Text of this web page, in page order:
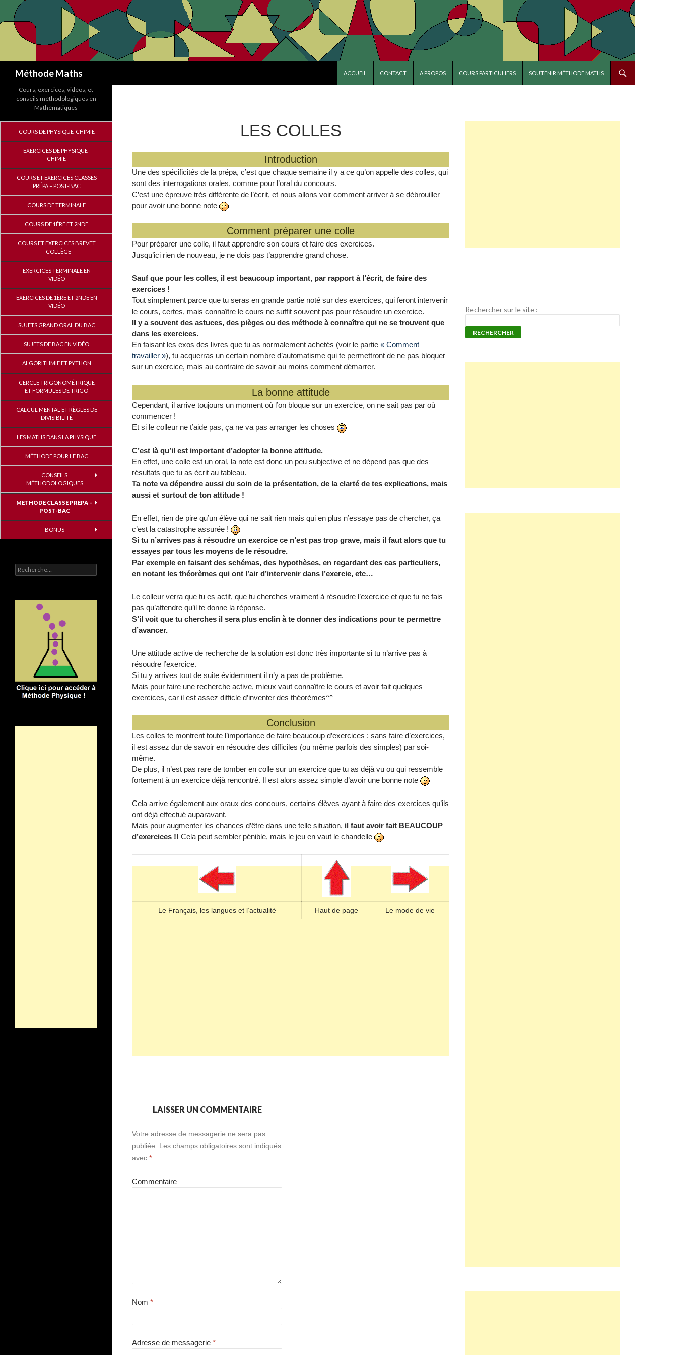
Méthode Maths
ACCUEIL
CONTACT A PROPOS COURS PARTICULIERS SOUTENIR MÉTHODE MATHS
LES COLLES
Introduction
Une des spécificités de la prépa, c’est que chaque semaine il y a ce qu’on appelle des colles, qui
sont des interrogations orales, comme pour l’oral du concours.
C’est une épreuve très différente de l’écrit, et nous allons voir comment arriver à se débrouiller
pour avoir une bonne note
Comment préparer une colle
Pour préparer une colle, il faut apprendre son cours et faire des exercices.
Jusqu’ici rien de nouveau, je ne dois pas t’apprendre grand chose.
Sauf que pour les colles, il est beaucoup important, par rapport à l’écrit, de faire des
exercices !
Tout simplement parce que tu seras en grande partie noté sur des exercices, qui feront intervenir
le cours, certes, mais connaître le cours ne suffit souvent pas pour résoudre un exercice.
Il y a souvent des astuces, des pièges ou des méthode à connaître qui ne se trouvent que
dans les exercices.
En faisant les exos des livres que tu as normalement achetés (voir le partie « Comment
travailler »), tu acquerras un certain nombre d’automatisme qui te permettront de ne pas bloquer
sur un exercice, mais au contraire de savoir au moins comment démarrer.
La bonne attitude
Cependant, il arrive toujours un moment où l’on bloque sur un exercice, on ne sait pas par où
commencer !
Et si le colleur ne t’aide pas, ça ne va pas arranger les choses
C’est là qu’il est important d’adopter la bonne attitude.
En effet, une colle est un oral, la note est donc un peu subjective et ne dépend pas que des
résultats que tu as écrit au tableau.
Ta note va dépendre aussi du soin de la présentation, de la clarté de tes explications, mais
aussi et surtout de ton attitude !
En effet, rien de pire qu’un élève qui ne sait rien mais qui en plus n’essaye pas de chercher, ça
c’est la catastrophe assurée !
Si tu n’arrives pas à résoudre un exercice ce n’est pas trop grave, mais il faut alors que tu
essayes par tous les moyens de le résoudre.
Par exemple en faisant des schémas, des hypothèses, en regardant des cas particuliers,
en notant les théorèmes qui ont l’air d’intervenir dans l’exercie, etc…
Le colleur verra que tu es actif, que tu cherches vraiment à résoudre l’exercice et que tu ne fais
pas qu’attendre qu’il te donne la réponse.
S’il voit que tu cherches il sera plus enclin à te donner des indications pour te permettre
d’avancer.
Une attitude active de recherche de la solution est donc très importante si tu n’arrive pas à
résoudre l’exercice.
Si tu y arrives tout de suite évidemment il n’y a pas de problème.
Mais pour faire une recherche active, mieux vaut connaître le cours et avoir fait quelques
exercices, car il est assez difficle d’inventer des théorèmes^^
Conclusion
Les colles te montrent toute l’importance de faire beaucoup d’exercices : sans faire d’exercices,
il est assez dur de savoir en résoudre des difficiles (ou même parfois des simples) par soi-
même.
De plus, il n’est pas rare de tomber en colle sur un exercice que tu as déjà vu ou qui ressemble
fortement à un exercice déjà rencontré. Il est alors assez simple d’avoir une bonne note
Cela arrive également aux oraux des concours, certains élèves ayant à faire des exercices qu’ils
ont déjà effectué auparavant.
Mais pour augmenter les chances d’être dans une telle situation, il faut avoir fait BEAUCOUP
d’exercices !! Cela peut sembler pénible, mais le jeu en vaut le chandelle
Le Français, les langues et l’actualité Haut de page Le mode de vie
LAISSER UN COMMENTAIRE
Votre adresse de messagerie ne sera pas
publiée.
Les champs obligatoires sont indiqués
avec *
Commentaire
Nom *
Adresse de messagerie *
Rechercher sur le site :
Cours, exercices, vidéos, et
conseils méthodologiques en
Mathématiques
COURS DE PHYSIQUE-CHIMIE
EXERCICES DE PHYSIQUE-
CHIMIE
COURS ET EXERCICES CLASSES
PRÉPA – POST-BAC
COURS DE TERMINALE
COURS DE 1ÈRE ET 2NDE
COURS ET EXERCICES BREVET
– COLLÈGE
EXERCICES TERMINALE EN
VIDÉO
EXERCICES DE 1ÈRE ET 2NDE EN
VIDÉO
SUJETS GRAND ORAL DU BAC
SUJETS DE BAC EN VIDÉO
ALGORITHMIE ET PYTHON
CERCLE TRIGONOMÉTRIQUE
ET FORMULES DE TRIGO
CALCUL MENTAL ET RÈGLES DE
DIVISIBILITÉ
LES MATHS DANS LA PHYSIQUE
MÉTHODE POUR LE BAC
CONSEILS
MÉTHODOLOGIQUES
MÉTHODE CLASSE PRÉPA –
POST-BAC
BONUS
Rechercher :